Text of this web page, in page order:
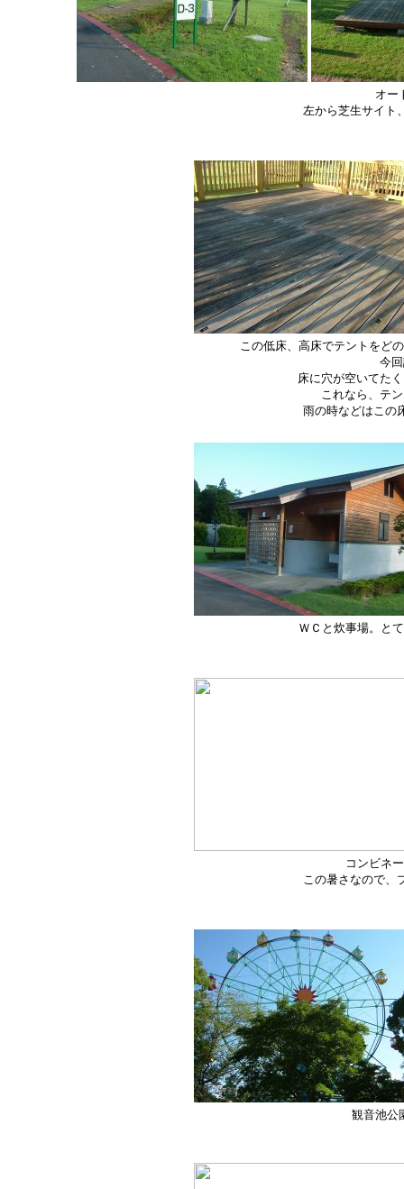
オー
左から芝生サイト
この低床、高床でテントをど
今
床に穴が空いてた
これなら、テン
雨の時などはこの
ＷＣと炊事場。と
コンビネ
この暑さなので、
観音池公